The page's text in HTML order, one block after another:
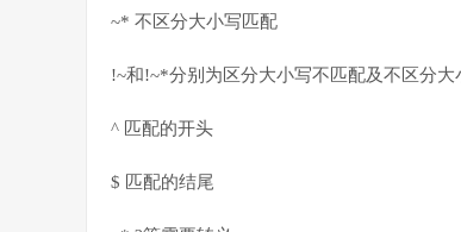
~* 不区分大小写匹配
!~和!~*分别为区分大小写不匹配及不区分大
^ 匹配的开头
$ 匹配的结尾